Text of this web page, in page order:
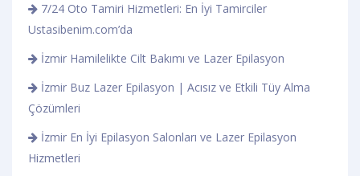
7/24 Oto Tamiri Hizmetleri: En İyi Tamirciler
Ustasibenim.com’da
İzmir Hamilelikte Cilt Bakımı ve Lazer Epilasyon
İzmir Buz Lazer Epilasyon | Acısız ve Etkili Tüy Alma
Çözümleri
İzmir En İyi Epilasyon Salonları ve Lazer Epilasyon
Hizmetleri